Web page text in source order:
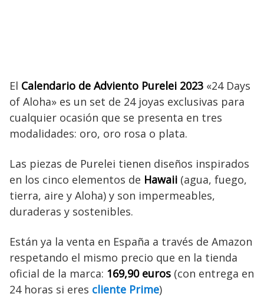
El Calendario de Adviento Purelei 2023 «24 Days
of Aloha» es un set de 24 joyas exclusivas para
cualquier ocasión que se presenta en tres
modalidades: oro, oro rosa o plata.
Las piezas de Purelei tienen diseños inspirados
en los cinco elementos de Hawaii (agua, fuego,
tierra, aire y Aloha) y son impermeables,
duraderas y sostenibles.
Están ya la venta en España a través de Amazon
respetando el mismo precio que en la tienda
oficial de la marca: 169,90 euros (con entrega en
24 horas si eres cliente Prime)